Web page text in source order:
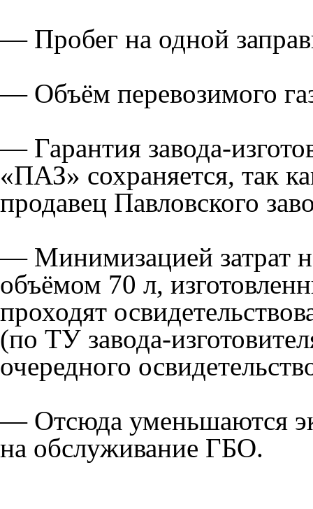
— Пробег на одной
— Объём перевозимого
— Гарантия завода-
«ПАЗ» сохраняется, так
продавец Павловского
— Минимизацией затрат
объёмом 70 л,
проходят
(по ТУ завода-
очередного
— Отсюда уменьшаются
на обслуживание ГБО.